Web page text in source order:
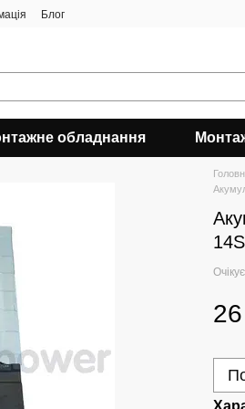
Блог
обладнання